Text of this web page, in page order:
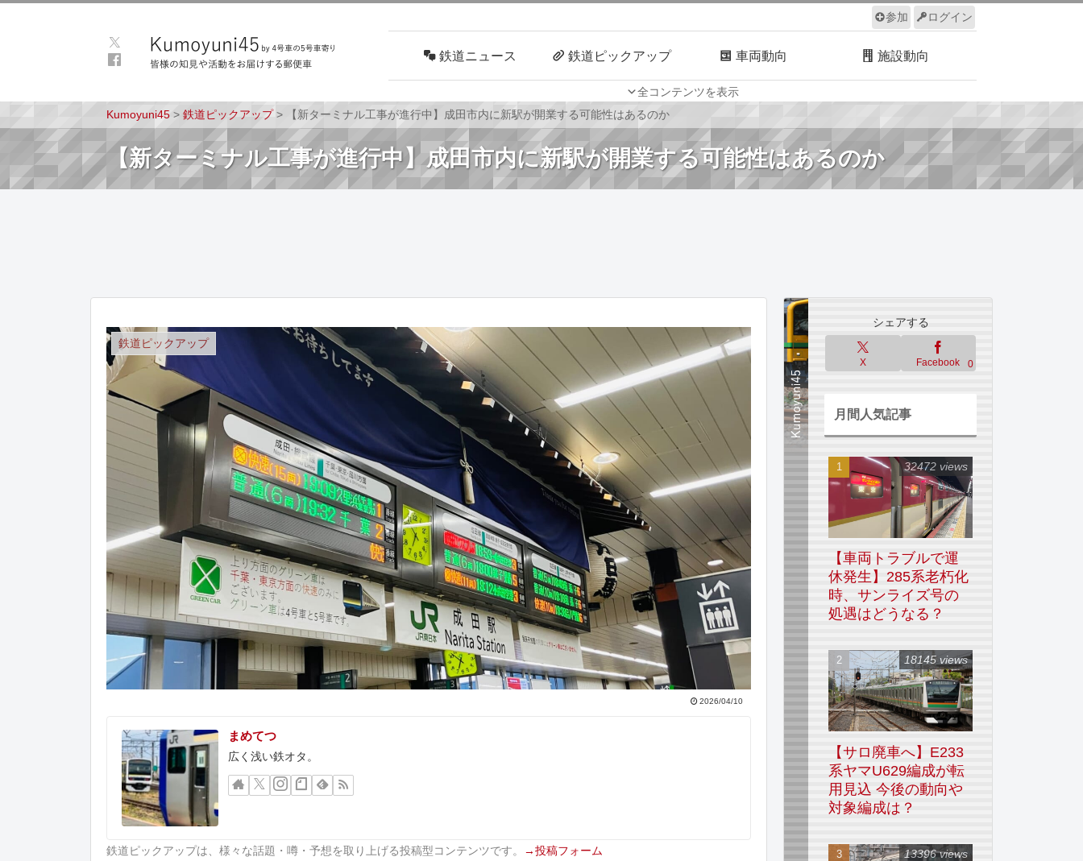
ログイン
参加
全コンテンツを表示
鉄道ニュース 鉄道ピックアップ 車両動向 施設動向
車両技術 路線探訪 ルール サイトについて
Kumoyuni45 > 鉄道ピックアップ> 【新ターミナル工事が進行中】成田市内に新駅が開業する可能性はあるのか
【新ターミナル工事が進行中】成田市内に新駅が開業する可能性はあるのか
鉄道ピックアップ
2026/04/10
まめてつ
広く浅い鉄オタ。
鉄道ピックアップは、様々な話題・噂・予想を取り上げる投稿型コンテンツです。 →投稿フォーム
シェアする
X Facebook 0
月間人気記事
【車両トラブルで運
休発生】285系老朽化
時、サンライズ号の
処遇はどうなる？
32472 views
【サロ廃車へ】E233
系ヤマU629編成が転
用見込 今後の動向や
対象編成は？
18145 views
13396 views